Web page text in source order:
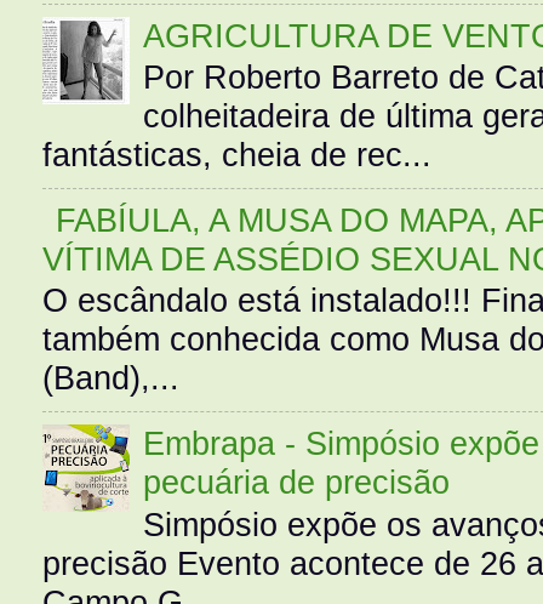
AGRICULTURA DE
Por Roberto Barreto de
colheitadeira de última
fantásticas, cheia de rec...
FABÍULA, A MUSA DO MAPA,
VÍTIMA DE ASSÉDIO SEXUAL
O escândalo está instalado!!!
também conhecida como Musa
(Band),...
Embrapa - Simpósio
pecuária de precisão
Simpósio expõe os
precisão Evento acontece de 26